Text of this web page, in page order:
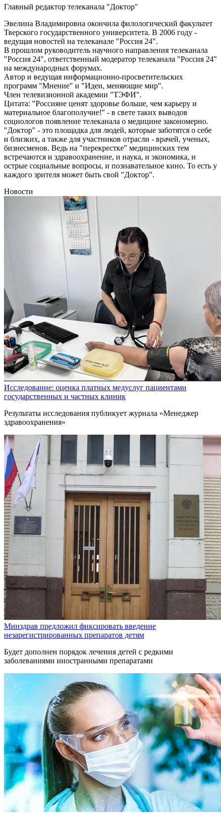
Главный редактор телеканала "Доктор"
Эвелина Владимировна окончила филологический факультет
Тверского государственного университета. В 2006 году -
ведущая новостей на телеканале "Россия 24".
В прошлом руководитель научного направления телеканала
"Россия 24", ответственный модератор телеканала "Россия 24"
на международных форумах.
Автор и ведущая информационно-просветительских
программ "Мнение" и "Идеи, меняющие мир".
Член телевизионной академии "ТЭФИ".
Цитата: "Россияне ценят здоровье больше, чем карьеру и
материальное благополучие!" - в свете таких выводов
социологов появление телеканала о медицине закономерно.
"Доктор" - это площадка для людей, которые заботятся о себе
и близких, а также для участников отрасли - врачей, ученых,
бизнесменов. Ведь на "перекрестке" медицинских тем
встречаются и здравоохранение, и наука, и экономика, и
острые социальные вопросы, и познавательное кино. То есть у
каждого зрителя может быть свой "Доктор".
Новости
Исследование: оценка платных медуслуг пациентами
государственных и частных клиник
Результаты исследования публикует журнала «Менеджер
здравоохранения»
Минздрав предложил фиксировать введение
незарегистрированных препаратов детям
Будет дополнен порядок лечения детей с редкими
заболеваниями иностранными препаратами